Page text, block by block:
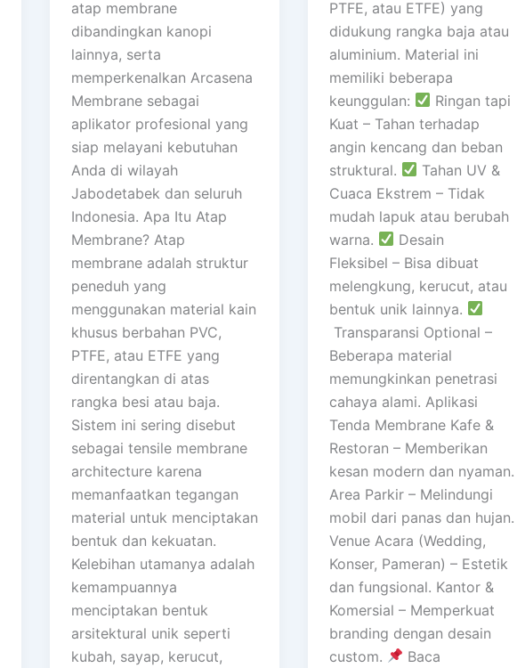
atap membrane
dibandingkan kanopi
lainnya, serta
memperkenalkan Arcasena
Membrane sebagai
aplikator profesional yang
siap melayani kebutuhan
Anda di wilayah
Jabodetabek dan seluruh
Indonesia. Apa Itu Atap
Membrane? Atap
membrane adalah struktur
peneduh yang
menggunakan material kain
khusus berbahan PVC,
PTFE, atau ETFE yang
direntangkan di atas
rangka besi atau baja.
Sistem ini sering disebut
sebagai tensile membrane
architecture karena
memanfaatkan tegangan
material untuk menciptakan
bentuk dan kekuatan.
Kelebihan utamanya adalah
kemampuannya
menciptakan bentuk
arsitektural unik seperti
kubah, sayap, kerucut,
PTFE, atau ETFE) yang
didukung rangka baja atau
aluminium. Material ini
memiliki beberapa
keunggulan:
Ringan tapi
Kuat – Tahan terhadap
angin kencang dan beban
struktural.
Tahan UV &
Cuaca Ekstrem – Tidak
mudah lapuk atau berubah
warna.
Desain
Fleksibel – Bisa dibuat
melengkung, kerucut, atau
bentuk unik lainnya.
Transparansi Optional –
Beberapa material
memungkinkan penetrasi
cahaya alami. Aplikasi
Tenda Membrane Kafe &
Restoran – Memberikan
kesan modern dan nyaman.
Area Parkir – Melindungi
mobil dari panas dan hujan.
Venue Acara (Wedding,
Konser, Pameran) – Estetik
dan fungsional. Kantor &
Komersial – Memperkuat
branding dengan desain
custom.
Baca